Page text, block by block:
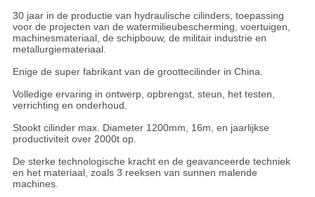
30 jaar in de productie van hydraulische cilinders, toepassing
voor de projecten van de watermilieubescherming, voertuigen,
machinesmateriaal, de schipbouw, de militair industrie en
metallurgiemateriaal.
Enige de super fabrikant van de groottecilinder in China.
Volledige ervaring in ontwerp, opbrengst, steun, het testen,
verrichting en onderhoud.
Stookt cilinder max. Diameter 1200mm, 16m, en jaarlijkse
productiviteit over 2000t op.
De sterke technologische kracht en de geavanceerde techniek
en het materiaal, zoals 3 reeksen van sunnen malende
machines.